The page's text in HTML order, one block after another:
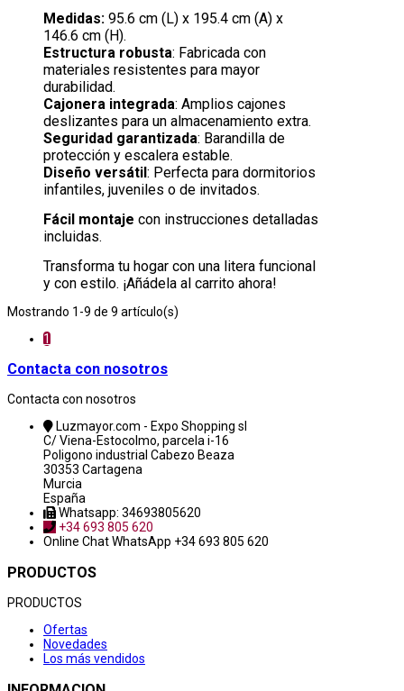
Medidas: 95.6 cm (L) x 195.4 cm (A) x
146.6 cm (H).
Estructura robusta: Fabricada con
materiales resistentes para mayor
durabilidad.
Cajonera integrada: Amplios cajones
deslizantes para un almacenamiento extra.
Seguridad garantizada: Barandilla de
protección y escalera estable.
Diseño versátil: Perfecta para dormitorios
infantiles, juveniles o de invitados.
Fácil montaje con instrucciones detalladas
incluidas.
Transforma tu hogar con una litera funcional
y con estilo. ¡Añádela al carrito ahora!
Mostrando 1-9 de 9 artículo(s)
1
Contacta con nosotros
Contacta con nosotros
Luzmayor.com - Expo Shopping sl
C/ Viena-Estocolmo, parcela i-16
Poligono industrial Cabezo Beaza
30353 Cartagena
Murcia
España
Whatsapp: 34693805620
+34 693 805 620
Online ChatWhatsApp +34 693 805 620
PRODUCTOS
PRODUCTOS
Ofertas
Novedades
Los más vendidos